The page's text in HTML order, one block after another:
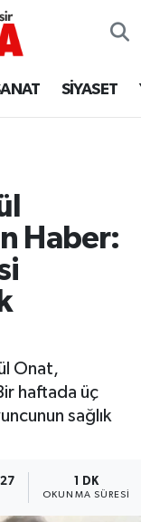
SİYASET
Haber:
Onat,
haftada üç
sağlık
1 DK
OKUNMA SÜRESI